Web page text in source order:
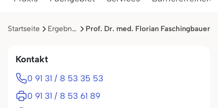
Startseite Ergebnisliste Prof. Dr. med. Florian Faschingbauer
Kontakt
0 91 31 / 8 53 35 53
0 91 31 / 8 53 61 89